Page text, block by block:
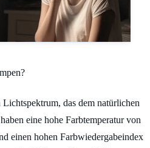
das dem natürlichen
eine hohe Farbtemperatur von
einen hohen Farbwiedergabeindex